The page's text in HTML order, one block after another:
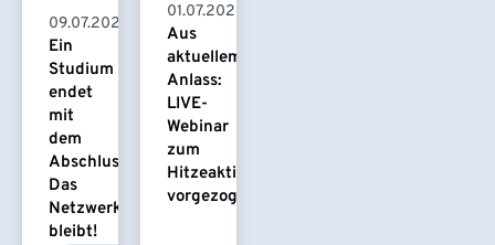
09.07.2026
Ein
Studium
endet
mit
dem
Abschluss.
Das
Netzwerk
bleibt!
01.07.2026
Aus
aktuellem
Anlass:
LIVE-
Webinar
zum
Hitzeaktionsplan
vorgezogen